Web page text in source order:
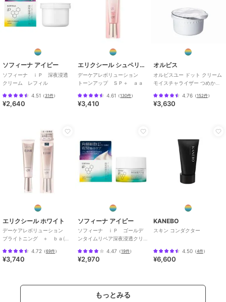
ソフィーナ アイピー
ソフィーナ ｉＰ 深夜浸透
クリーム レフィル
4.51 （31件）
¥2,640
エリクシール シュペリエル
デーケアレボリューション
トーンアップ ＳＰ＋ ａａ
4.61 （130件）
¥3,410
オルビス
オルビスユー ドット クリーム
モイスチャライザー つめかえ
4.76（152件）
¥3,630
エリクシール ホワイト
デーケアレボリューション
ブライトニング ＋ ｂａ(医
4.72 （69件）
¥3,740
ソフィーナ アイピー
ソフィーナ ｉＰ ゴールデ
ンタイムリペア深夜浸透クリ
4.47 （19件）
¥2,970
KANEBO
スキン コンダクター
4.50（4件）
¥6,600
もっとみる